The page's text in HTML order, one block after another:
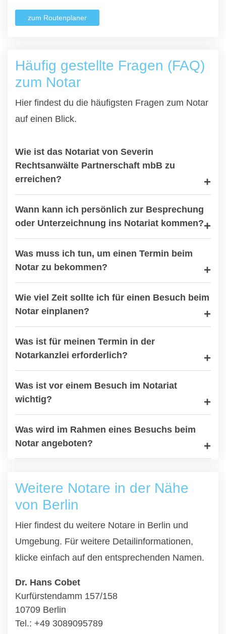
zum Routenplaner
Häufig gestellte Fragen (FAQ)
zum Notar
Hier findest du die häufigsten Fragen zum Notar
auf einen Blick.
Wie ist das Notariat von Severin
Rechtsanwälte Partnerschaft mbB zu
erreichen?
Wann kann ich persönlich zur Besprechung
oder Unterzeichnung ins Notariat kommen?
Was muss ich tun, um einen Termin beim
Notar zu bekommen?
Wie viel Zeit sollte ich für einen Besuch beim
Notar einplanen?
Was ist für meinen Termin in der
Notarkanzlei erforderlich?
Was ist vor einem Besuch im Notariat
wichtig?
Was wird im Rahmen eines Besuchs beim
Notar angeboten?
Weitere Notare in der Nähe
von Berlin
Hier findest du weitere Notare in Berlin und
Umgebung. Für weitere Detailinformationen,
klicke einfach auf den entsprechenden Namen.
Dr. Hans Cobet
Kurfürstendamm 157/158
10709 Berlin
Tel.: +49 3089095789